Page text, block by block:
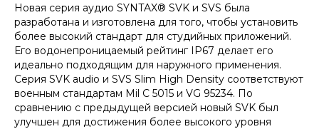
Новая серия аудио SYNTAX® SVK и SVS была
разработана и изготовлена для того, чтобы установить
более высокий стандарт для студийных приложений.
Его водонепроницаемый рейтинг IP67 делает его
идеально подходящим для наружного применения.
Серия SVK audio и SVS Slim High Density соответствуют
военным стандартам Mil C 5015 и VG 95234. По
сравнению с предыдущей версией новый SVK был
улучшен для достижения более высокого уровня